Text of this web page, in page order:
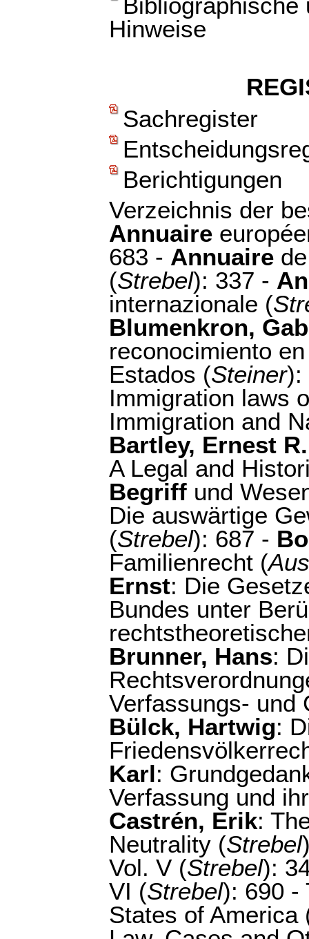
Hinweise
Sachregister
Berichtigungen
Verzeichnis der
Annuaire
683 - Annuaire
(Strebel): 337 -
internazionale (
Blumenkron,
reconocimiento
Estados (Steiner):
Immigration laws
Immigration and
Bartley, Ernest R.
A Legal and
Begriff und
Die auswärtige
(Strebel): 687 -
Familienrecht (
Ernst: Die
Bundes unter
Brunner, Hans:
Verfassungs- und
Bülck, Hartwig:
Karl:
Verfassung und
Castrén, Erik:
Neutrality (Strebel
Vol. V (Strebel):
VI (Strebel): 690 -
States of America